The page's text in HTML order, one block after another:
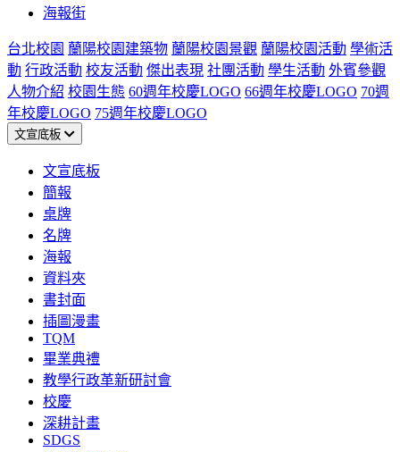
海報街
台北校園 蘭陽校園建築物 蘭陽校園景觀 蘭陽校園活動 學術活
動 行政活動 校友活動 傑出表現 社團活動 學生活動 外賓參觀
人物介紹 校園生態 60週年校慶LOGO 66週年校慶LOGO 70週
年校慶LOGO 75週年校慶LOGO
文宣底板
文宣底板
簡報
桌牌
名牌
海報
資料夾
書封面
插圖漫畫
TQM
畢業典禮
教學行政革新研討會
校慶
深耕計畫
SDGS